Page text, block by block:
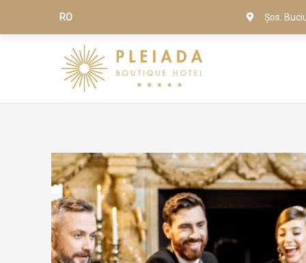
RO Șos.